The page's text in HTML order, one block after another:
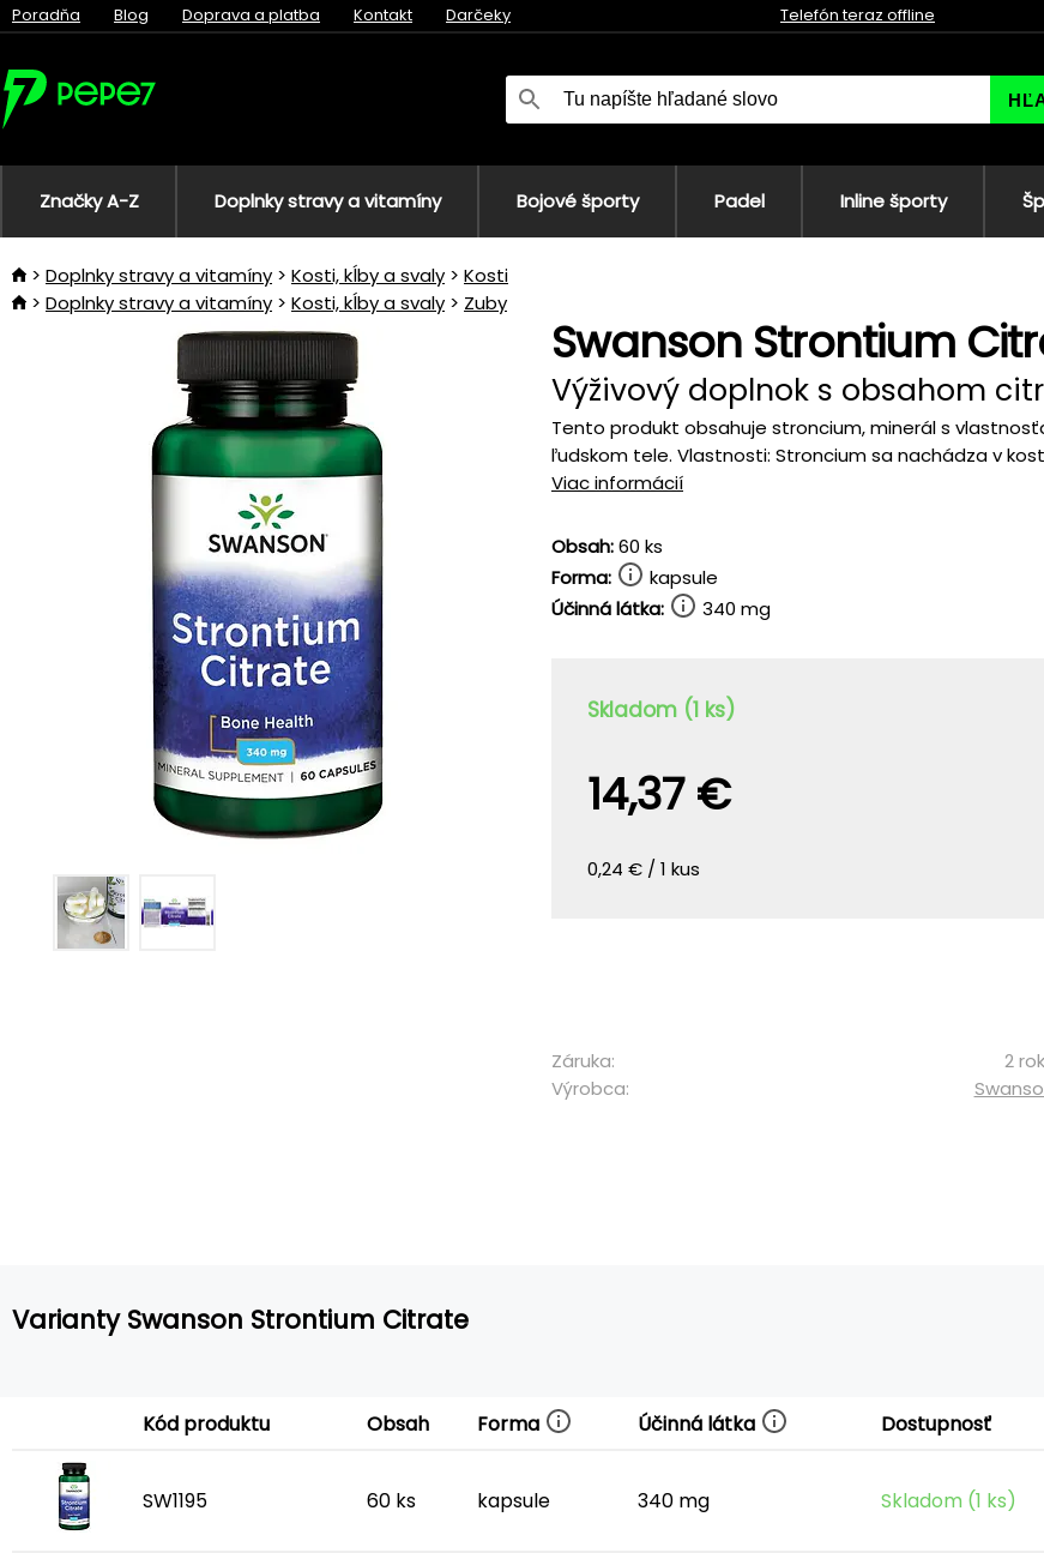
Poradňa Blog Doprava a platba Kontakt Darčeky Telefón teraz offline
Značky A-Z Doplnky stravy a vitamíny Bojové športy Padel Inline športy
Doplnky stravy a vitamíny Kosti, kĺby a svaly
Kosti
Doplnky stravy a vitamíny
Kosti, kĺby a svaly Zuby
Swanson Strontium
Výživový doplnok s obsahom
Tento produkt obsahuje stroncium, minerál s
ľudskom tele. Vlastnosti: Stroncium sa nachádza v
Viac informácií
Obsah:60 ks
Forma:
kapsule
Účinná látka:
340 mg
Skladom (1 ks)
14,37 €
0,24 € / 1 kus
Záruka:
2
Výrobca:
Varianty Swanson Strontium Citrate
Kód produktu Obsah Forma Účinná látka Dostupnosť
SW1195 60 ks kapsule 340 mg Skladom (1 ks)